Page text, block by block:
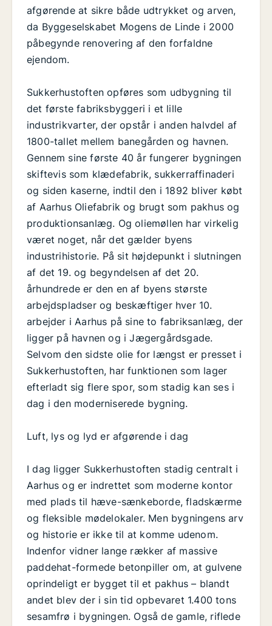
afgørende at sikre både udtrykket og arven,
da Byggeselskabet Mogens de Linde i 2000
påbegynde renovering af den forfaldne
ejendom.
Sukkerhustoften opføres som udbygning til
det første fabriksbyggeri i et lille
industrikvarter, der opstår i anden halvdel af
1800-tallet mellem banegården og havnen.
Gennem sine første 40 år fungerer bygningen
skiftevis som klædefabrik, sukkerraffinaderi
og siden kaserne, indtil den i 1892 bliver købt
af Aarhus Oliefabrik og brugt som pakhus og
produktionsanlæg. Og oliemøllen har virkelig
været noget, når det gælder byens
industrihistorie. På sit højdepunkt i slutningen
af det 19. og begyndelsen af det 20.
århundrede er den en af byens største
arbejdspladser og beskæftiger hver 10.
arbejder i Aarhus på sine to fabriksanlæg, der
ligger på havnen og i Jægergårdsgade.
Selvom den sidste olie for længst er presset i
Sukkerhustoften, har funktionen som lager
efterladt sig flere spor, som stadig kan ses i
dag i den moderniserede bygning.
Luft, lys og lyd er afgørende i dag
I dag ligger Sukkerhustoften stadig centralt i
Aarhus og er indrettet som moderne kontor
med plads til hæve-sænkeborde, fladskærme
og fleksible mødelokaler. Men bygningens arv
og historie er ikke til at komme udenom.
Indenfor vidner lange rækker af massive
paddehat-formede betonpiller om, at gulvene
oprindeligt er bygget til et pakhus – blandt
andet blev der i sin tid opbevaret 1.400 tons
sesamfrø i bygningen. Også de gamle, riflede